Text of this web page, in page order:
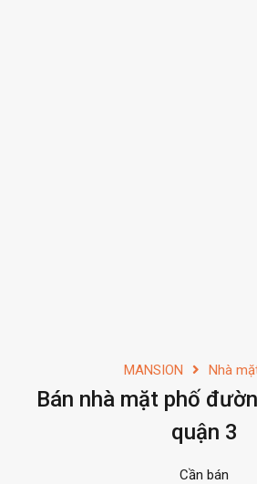
MANSION Nhà
Bán nhà mặt phố
quận 3
Cần bán